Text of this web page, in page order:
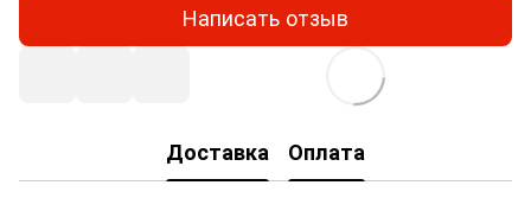
Написать отзыв
Доставка Оплата